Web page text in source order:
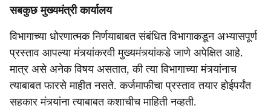
सबकुछ मुख्यमंत्री कार्यालय
विभागाच्या धोरणात्मक निर्णयाबाबत संबंधित विभागाकडून अभ्यासपूर्ण
प्रस्ताव आपल्या मंत्र्यांकरवी मुख्यमंत्र्यांकडे जाणे अपेक्षित आहे.
मात्र असे अनेक विषय असतात, की त्या विभागाच्या मंत्र्यांनाच
त्याबाबत फारसे माहीत नसते. कर्जमाफीचा प्रस्ताव तयार होईपर्यंत
सहकार मंत्र्यांना त्याबाबत कशाचीच माहिती नव्हती.